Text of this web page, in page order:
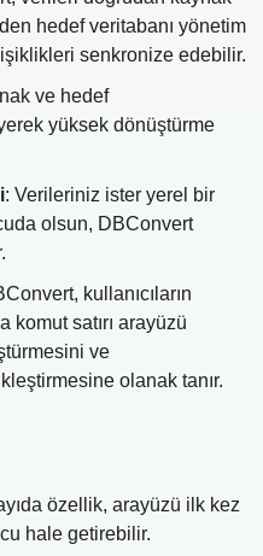
hedef veritabanı yönetim
senkronize edebilir.
ve hedef
yüksek dönüştürme
: Verileriniz ister yerel bir
olsun, DBConvert
kullanıcıların
komut satırı arayüzü
ve
olanak tanır.
özellik, arayüzü ilk kez
hale getirebilir.